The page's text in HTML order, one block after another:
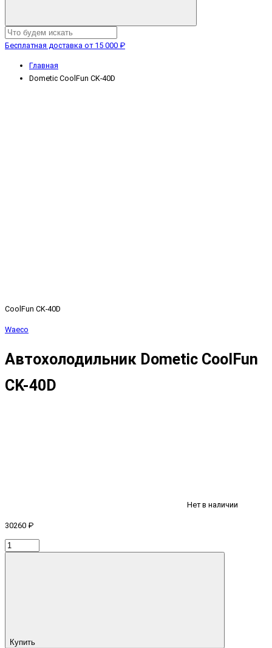
Бесплатная доставка от 15 000 ₽
Главная
Dometic CoolFun CK-40D
CoolFun CK-40D
Waeco
Автохолодильник Dometic CoolFun
CK-40D
Нет в наличии
30260 ₽
Купить